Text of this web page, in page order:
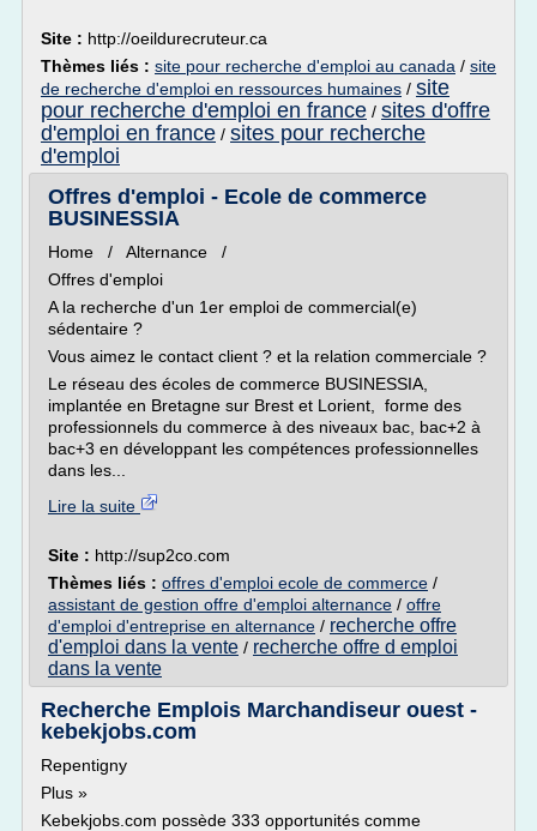
Site : http://oeildurecruteur.ca
Thèmes liés : site pour recherche d'emploi au canada / site
de recherche d'emploi en ressources humaines / site
pour recherche d'emploi en france / sites d'offre
d'emploi en france / sites pour recherche
d'emploi
Offres d'emploi - Ecole de commerce
BUSINESSIA
Home / Alternance /
Offres d'emploi
A la recherche d'un 1er emploi de commercial(e)
sédentaire ?
Vous aimez le contact client ? et la relation commerciale ?
Le réseau des écoles de commerce BUSINESSIA,
implantée en Bretagne sur Brest et Lorient, forme des
professionnels du commerce à des niveaux bac, bac+2 à
bac+3 en développant les compétences professionnelles
dans les...
Lire la suite
Site : http://sup2co.com
Thèmes liés : offres d'emploi ecole de commerce /
assistant de gestion offre d'emploi alternance / offre
d'emploi d'entreprise en alternance / recherche offre
d'emploi dans la vente / recherche offre d emploi
dans la vente
Recherche Emplois Marchandiseur ouest -
kebekjobs.com
Repentigny
Plus »
Kebekjobs.com possède 333 opportunités comme